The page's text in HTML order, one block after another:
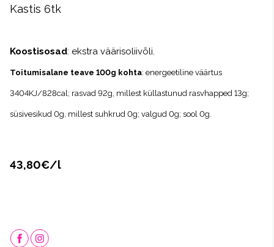
Kastis 6tk
Koostisosad: ekstra väärisoliivõli.
Toitumisalane teave 100g kohta: energeetiline väärtus
3404KJ/828cal; rasvad 92g, millest küllastunud rasvhapped 13g;
süsivesikud 0g, millest suhkrud 0g; valgud 0g; sool 0g.
43,80€/l